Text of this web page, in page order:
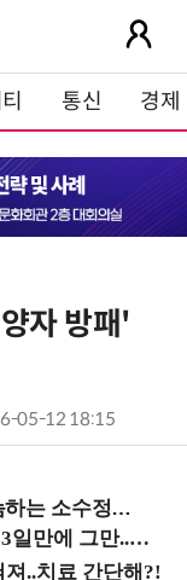
통신 경제
자 방패'
05-12 18:15
숍 (8/28 신논현역)